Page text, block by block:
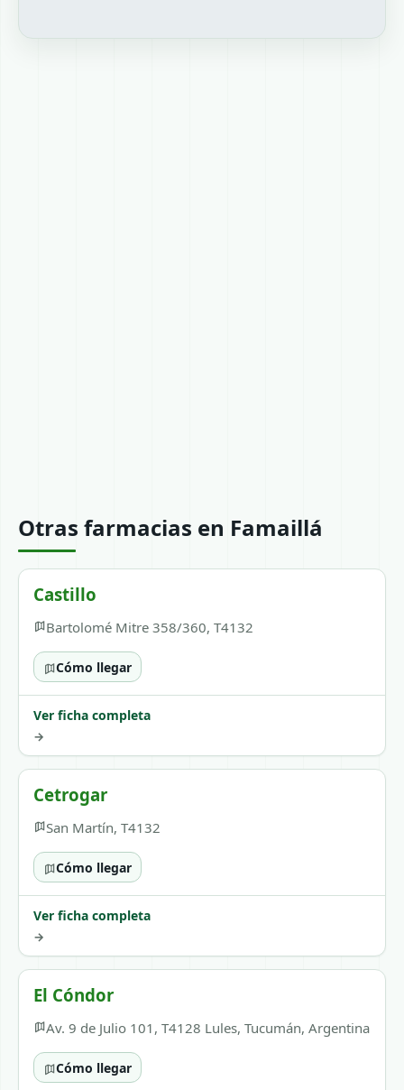
Otras farmacias en Famaillá
Castillo
Bartolomé Mitre 358/360, T4132
Cómo llegar
Ver ficha completa
→
Cetrogar
San Martín, T4132
Cómo llegar
Ver ficha completa
→
El Cóndor
Av. 9 de Julio 101, T4128 Lules, Tucumán, Argentina
Cómo llegar